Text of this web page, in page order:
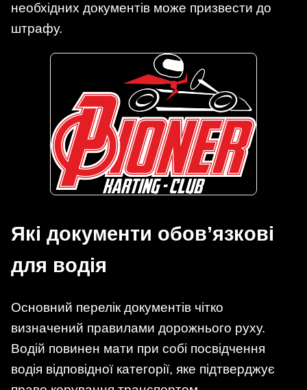
необхідних документів може призвести до
штрафу.
Які документи обов’язкові
для водія
Основний перелік документів чітко
визначений правилами дорожнього руху.
Водій повинен мати при собі посвідчення
водія відповідної категорії, яке підтверджує